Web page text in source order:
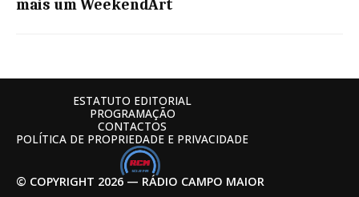
mais um WeekendArt
© COPYRIGHT 2026 — RÁDIO CAMPO MAIOR
ESTATUTO EDITORIAL
PROGRAMAÇÃO
CONTACTOS
POLÍTICA DE PROPRIEDADE E PRIVACIDADE